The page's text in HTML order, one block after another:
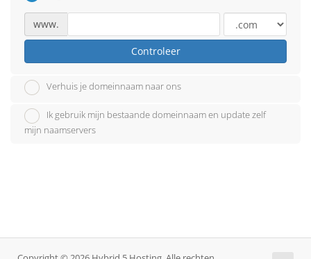
www.
Controleer
Verhuis je domeinnaam naar ons
Ik gebruik mijn bestaande domeinnaam en update zelf
mijn naamservers